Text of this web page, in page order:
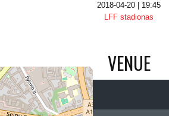
2018-04-20 | 19:45
LFF stadionas
VENUE
02106, LITHUANIA